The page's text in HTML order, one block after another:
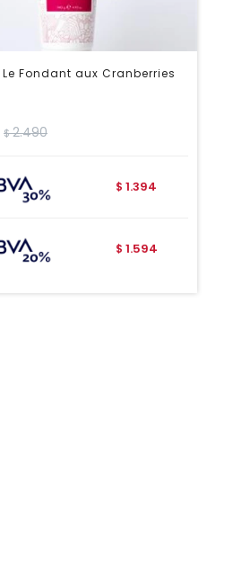
Fondant aux Cranberries
$2.490
$ 1.394
$ 1.594